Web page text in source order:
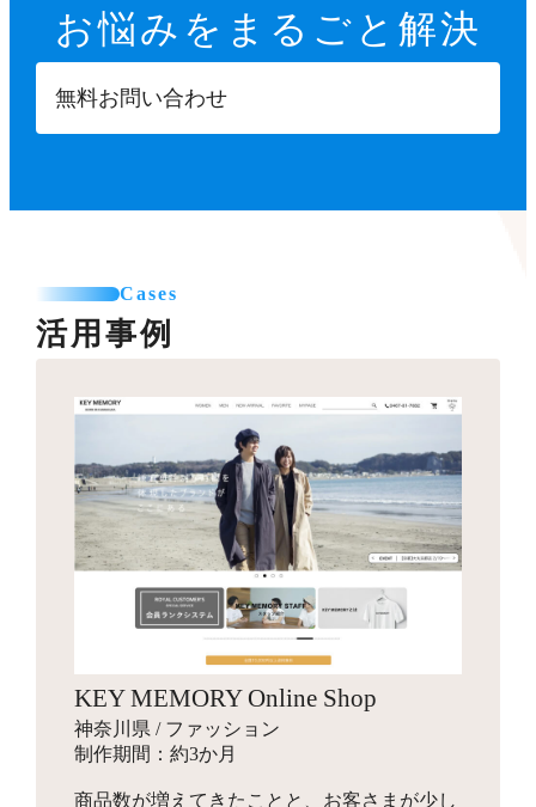
サムネイル・スライダー作成
商品ページへ誘導するサムネイルや、商品ページ内に掲
て利用可能なパーツを制作します。
バナー作成
るための画像を制作します。
ロゴ作成
お見積り
会社名やサービス、商品に使用するロゴマークをデザイ
10,000円～
検索エンジン対策ワード入力
Search Consoleの設定
【設定項目】
特定商取引法に基づく表示設定
配送方法入力
カテゴリー登録
お見積り
他カートサービスからの引っ越しを代行します。
独自ドメイン設定
16,500円～
ご希望のドメインに設定します。
お見積り
新規商品登録、引っ越しでの登録など、ご状況に合わせ
た商品設定代行を行います。
各8,000円～
ご要望に合わせて、部分的なデザインカスタマイズを行
※画像などの素材はオーナーさまにご用意いただきます
SNSエリア設置
送料一覧表テーブル作成
バナー作成・設置
GTMタグ設定代行
Googleタグマネージャーのタグの設計や設置を行いま
す。
撮影代行
お見積り
プロのカメラマンが、商品・モデル・イメージ撮影を行
います。動画撮影にも対応可能です。指定のスタジオへ
す。
インフルエンサーギフティング
88,000円～
ショップの商品をインフルエンサーがSNSでPR投稿する
手配を行い、幅広いインプレッションの獲得を目指しま
パッケージデザイン
お見積り
商品のパッケージやロゴ画像、ブランディングデザイン
を行います。
お悩みを まるごと解決
無料お問い合わせ
Cases
活用事例
KEY MEMORY Online Shop
神奈川県 / ファッション
制作期間：約3か月
商品数が増えてきたことと、お客さまが少し